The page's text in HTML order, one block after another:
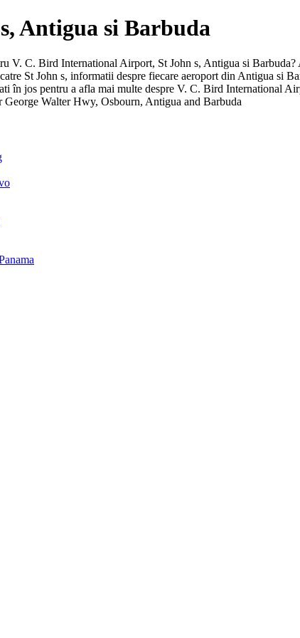
Antigua si Barbuda
V. C. Bird International Airport, St John s, Antigua si
St John s, informatii despre fiecare aeroport din Antigua si
în jos pentru a afla mai multe despre V. C. Bird International
Walter Hwy, Osbourn, Antigua and Barbuda